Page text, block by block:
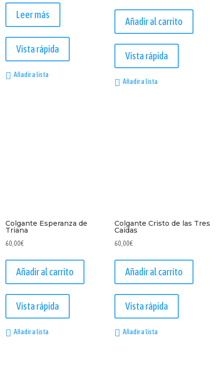
Leer más
Vista rápida
Añadir a lista
Añadir al carrito
Vista rápida
Añadir a lista
Colgante Esperanza de
Triana
60,00€
Añadir al carrito
Vista rápida
Añadir a lista
Colgante Cristo de las Tres
Caídas
60,00€
Añadir al carrito
Vista rápida
Añadir a lista